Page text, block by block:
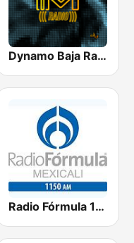
Dynamo Baja Radio
Radio Fórmula 1150 AM